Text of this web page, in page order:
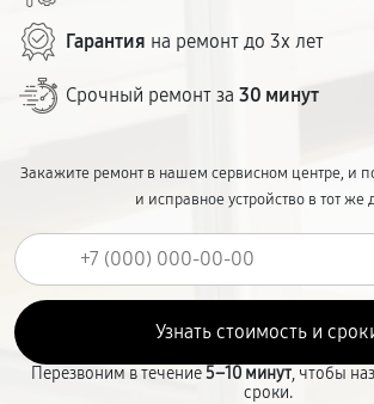
Гарантия на ремонт до 3х лет
Срочный ремонт за 30 минут
Закажите ремонт в нашем сервисном центре, и
и исправное устройство в тот же
Перезвоним в течение5–10 минут, чтобы
сроки.